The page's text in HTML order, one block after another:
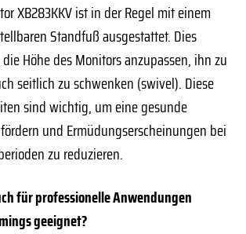
XB283KKV ist in der Regel mit einem
Standfuß ausgestattet. Dies
Höhe des Monitors anzupassen, ihn zu
seitlich zu schwenken (swivel). Diese
sind wichtig, um eine gesunde
und Ermüdungserscheinungen bei
zu reduzieren.
für professionelle Anwendungen
geeignet?